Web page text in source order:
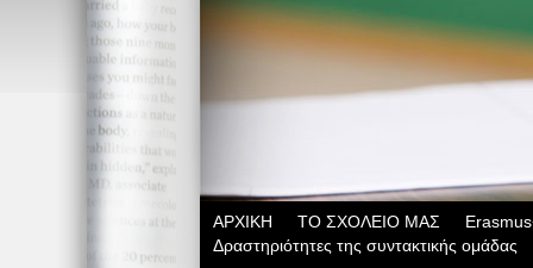
ΑΡΧΙΚΗ ΤΟ ΣΧΟΛΕΙΟ ΜΑΣ
Δραστηριότητες της συντακτικής ομάδας